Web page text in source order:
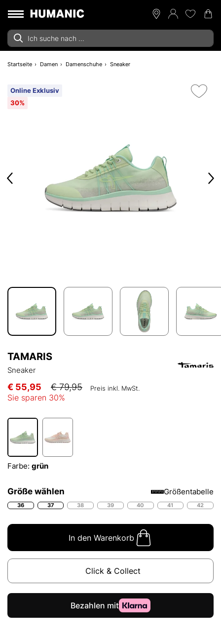
Startseite Damen Damenschuhe Sneaker
Online Exklusiv
30%
TAMARIS
Sneaker
€ 55,95 € 79,95 Preis inkl. MwSt.
Sie sparen 30%
Farbe: grün
Größe wählen Größentabelle
36 37 38 39 40 41 42
In den Warenkorb
Click & Collect